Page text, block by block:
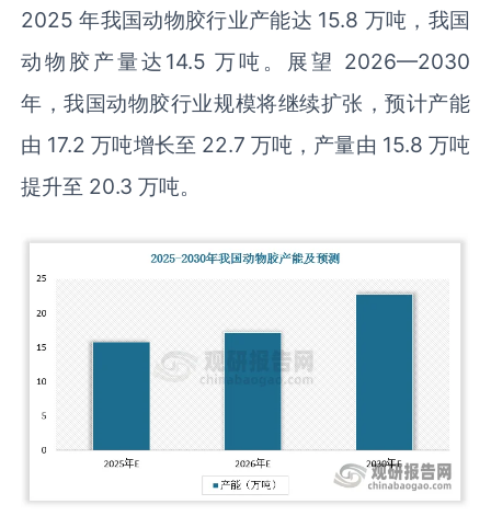
2025 年我国动物胶行业产能达 15.8 万吨，我国
动物胶产量达14.5 万吨。展望 2026—2030
年，我国动物胶行业规模将继续扩张，预计产能
由 17.2 万吨增长至 22.7 万吨，产量由 15.8 万吨
提升至 20.3 万吨。